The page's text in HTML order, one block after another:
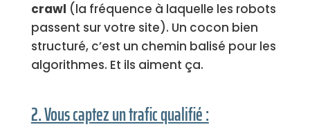
crawl (la fréquence à laquelle les robots
passent sur votre site). Un cocon bien
structuré, c’est un chemin balisé pour les
algorithmes. Et ils aiment ça.
2. Vous captez un trafic qualifié :